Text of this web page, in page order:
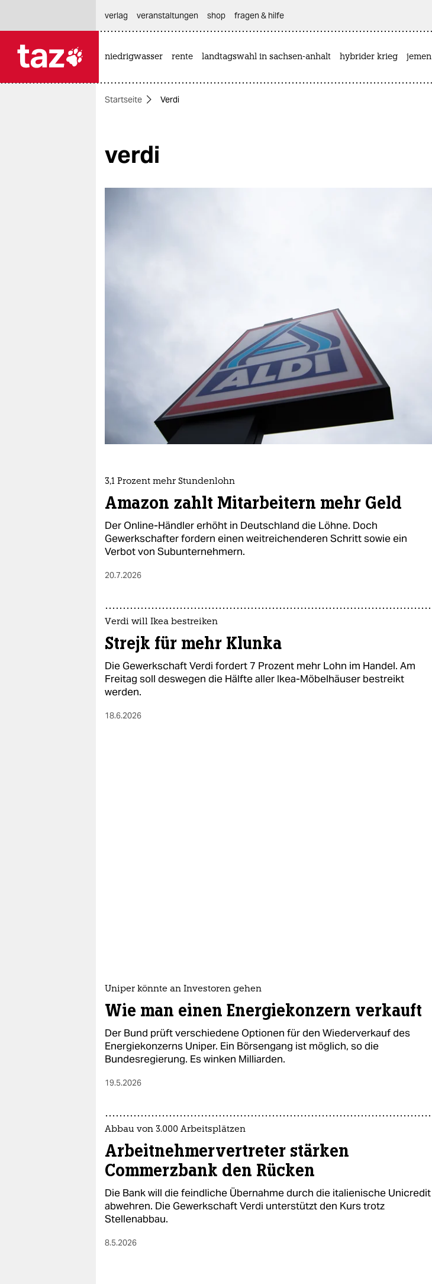
themen
öko
gesellschaft
abo
genossenschaft
epaper login
verlag
veranstaltungen shop fragen & hilfe
niedrigwasser rente landtagswahl in sachsen-anhalt hybrider krieg jemen
Startseite Verdi
verdi
3,1 Prozent mehr Stundenlohn
Amazon zahlt Mitarbeitern mehr Geld
Der Online-Händler erhöht in Deutschland die Löhne. Doch
Gewerkschafter fordern einen weitreichenderen Schritt sowie ein
Verbot von Subunternehmern.
20.7.2026
Verdi will Ikea bestreiken
Strejk für mehr Klunka
Die Gewerkschaft Verdi fordert 7 Prozent mehr Lohn im Handel. Am
Freitag soll deswegen die Hälfte aller Ikea-Möbelhäuser bestreikt
werden.
18.6.2026
Uniper könnte an Investoren gehen
Wie man einen Energiekonzern verkauft
Der Bund prüft verschiedene Optionen für den Wiederverkauf des
Energiekonzerns Uniper. Ein Börsengang ist möglich, so die
Bundesregierung. Es winken Milliarden.
19.5.2026
Abbau von 3.000 Arbeitsplätzen
Arbeitnehmervertreter stärken
Commerzbank den Rücken
Die Bank will die feindliche Übernahme durch die italienische Unicredit
abwehren. Die Gewerkschaft Verdi unterstützt den Kurs trotz
Stellenabbau.
8.5.2026